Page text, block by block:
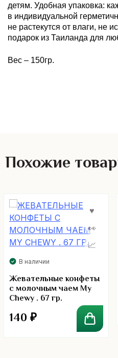
детям. Удобная упаковка:
в индивидуальной
не растекутся от влаги, не
подарок из Таиланда для
Вес – 150гр.
Похожие
В наличии
Жевательные конфеты
с молочным чаем My
Chewy . 67 гр.
140 ₽